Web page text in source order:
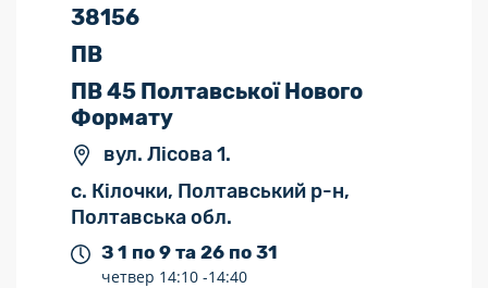
38156
ПВ
ПВ 45 Полтавської Нового
Формату
вул. Лісова 1.
с. Кілочки, Полтавський р-н,
Полтавська обл.
З 1 по 9 та 26 по 31
четвер 14:10 -14:40